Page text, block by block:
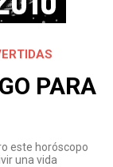
PARA
este horóscopo
una vida